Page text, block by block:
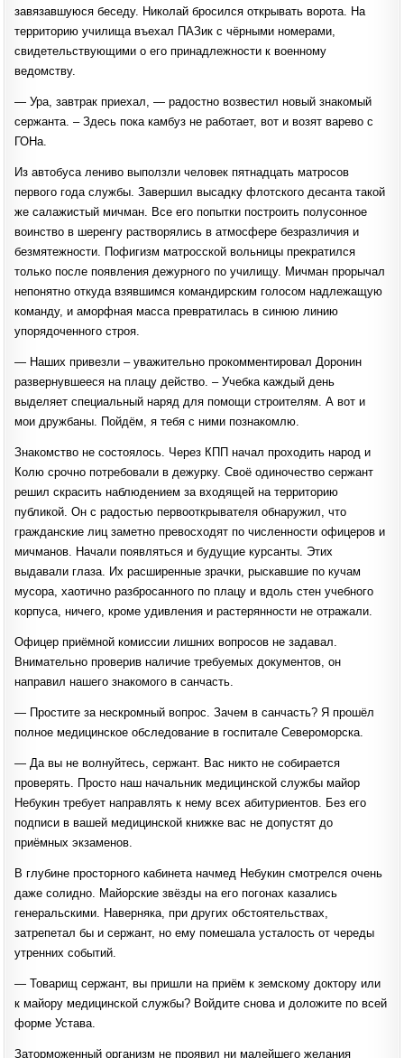
завязавшуюся беседу. Николай бросился открывать ворота. На
территорию училища въехал ПАЗик с чёрными номерами,
свидетельствующими о его принадлежности к военному
ведомству.
— Ура, завтрак приехал, — радостно возвестил новый знакомый
сержанта. – Здесь пока камбуз не работает, вот и возят варево с
ГОНа.
Из автобуса лениво выползли человек пятнадцать матросов
первого года службы. Завершил высадку флотского десанта такой
же салажистый мичман. Все его попытки построить полусонное
воинство в шеренгу растворялись в атмосфере безразличия и
безмятежности. Пофигизм матросской вольницы прекратился
только после появления дежурного по училищу. Мичман прорычал
непонятно откуда взявшимся командирским голосом надлежащую
команду, и аморфная масса превратилась в синюю линию
упорядоченного строя.
— Наших привезли – уважительно прокомментировал Доронин
развернувшееся на плацу действо. – Учебка каждый день
выделяет специальный наряд для помощи строителям. А вот и
мои дружбаны. Пойдём, я тебя с ними познакомлю.
Знакомство не состоялось. Через КПП начал проходить народ и
Колю срочно потребовали в дежурку. Своё одиночество сержант
решил скрасить наблюдением за входящей на территорию
публикой. Он с радостью первооткрывателя обнаружил, что
гражданские лиц заметно превосходят по численности офицеров и
мичманов. Начали появляться и будущие курсанты. Этих
выдавали глаза. Их расширенные зрачки, рыскавшие по кучам
мусора, хаотично разбросанного по плацу и вдоль стен учебного
корпуса, ничего, кроме удивления и растерянности не отражали.
Офицер приёмной комиссии лишних вопросов не задавал.
Внимательно проверив наличие требуемых документов, он
направил нашего знакомого в санчасть.
— Простите за нескромный вопрос. Зачем в санчасть? Я прошёл
полное медицинское обследование в госпитале Североморска.
— Да вы не волнуйтесь, сержант. Вас никто не собирается
проверять. Просто наш начальник медицинской службы майор
Небукин требует направлять к нему всех абитуриентов. Без его
подписи в вашей медицинской книжке вас не допустят до
приёмных экзаменов.
В глубине просторного кабинета начмед Небукин смотрелся очень
даже солидно. Майорские звёзды на его погонах казались
генеральскими. Наверняка, при других обстоятельствах,
затрепетал бы и сержант, но ему помешала усталость от череды
утренних событий.
— Товарищ сержант, вы пришли на приём к земскому доктору или
к майору медицинской службы? Войдите снова и доложите по всей
форме Устава.
Заторможенный организм не проявил ни малейшего желания